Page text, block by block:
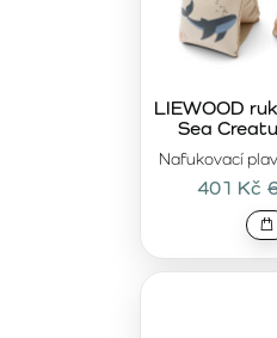
Nafukovací
LIEWOOD
Sea
401 Kč